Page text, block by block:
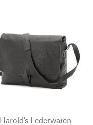
Harold’s Lederwaren